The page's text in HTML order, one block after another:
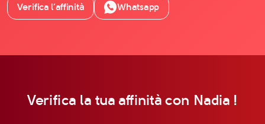
Verifica l’affinità Whatsapp
Verifica la tua affinità con Nadia !